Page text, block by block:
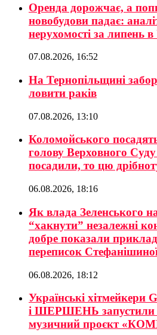
Оренда дорожчає, а
новобудови падає:
нерухомості за липень в
07.08.2026, 16:52
На Тернопільщині
ловити раків
07.08.2026, 13:10
Коломойського
голову Верховного
посадили, то цю
06.08.2026, 18:16
Як влада Зеленського
“хакнути” незалежні
добре показали
переписок
06.08.2026, 18:12
Українські хітмейкери
і ШЕРШЕНЬ запустили
музичний проєкт